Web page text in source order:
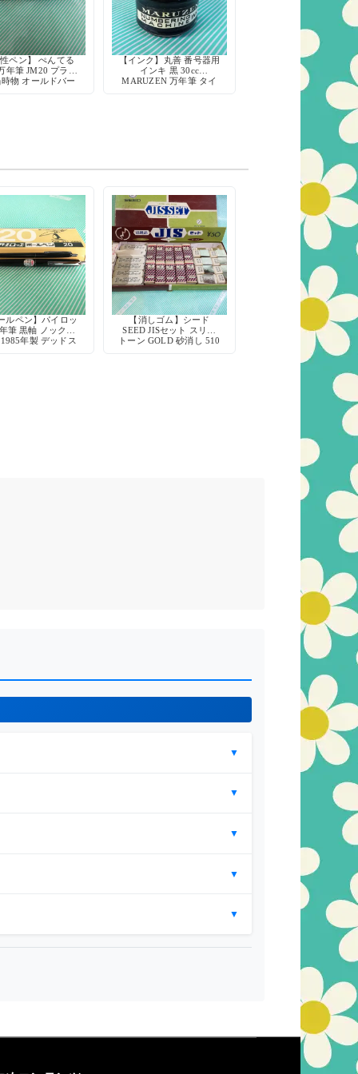
ペン】 ぺんてる
年筆 JM20 プラマ
物 オールドバー
【インク】丸善 番号器用
インキ 黒 30cc
MARUZEN 万年筆 タイ
ルペン】パイロッ
筆 黒軸 ノック式
年製 デッドス
【消しゴム】シード
SEED JISセット スリー
トーン GOLD 砂消し 510
▼
▼
▼
▼
▼